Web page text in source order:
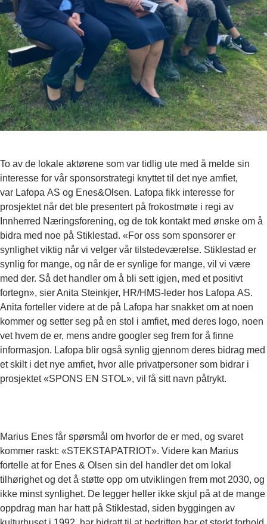
To av de lokale aktørene som var tidlig ute med å melde sin
interesse for vår sponsorstrategi knyttet til det nye amfiet,
var Lafopa AS og Enes&Olsen. Lafopa fikk interesse for
prosjektet når det ble presentert på frokostmøte i regi av
Innherred Næringsforening, og de tok kontakt med ønske om å
bidra med noe på Stiklestad. «For oss som sponsorer er
synlighet viktig når vi velger vår tilstedeværelse. Stiklestad er
synlig for mange, og når de er synlige for mange, vil vi være
med der. Så det handler om å bli sett igjen, med et positivt
fortegn», sier Anita Steinkjer, HR/HMS-leder hos Lafopa AS.
Anita forteller videre at de på Lafopa har snakket om at noen
kommer og setter seg på en stol i amfiet, med deres logo, noen
vet hvem de er, mens andre googler seg frem for å finne
informasjon. Lafopa blir også synlig gjennom deres bidrag med
et skilt i det nye amfiet, hvor alle privatpersoner som bidrar i
prosjektet «SPONS EN STOL», vil få sitt navn påtrykt.
Marius Enes får spørsmål om hvorfor de er med, og svaret
kommer raskt: «STEKSTAPATRIOT». Videre kan Marius
fortelle at for Enes & Olsen sin del handler det om lokal
tilhørighet og det å støtte opp om utviklingen frem mot 2030, og
ikke minst synlighet. De legger heller ikke skjul på at de mange
oppdrag man har hatt på Stiklestad, siden byggingen av